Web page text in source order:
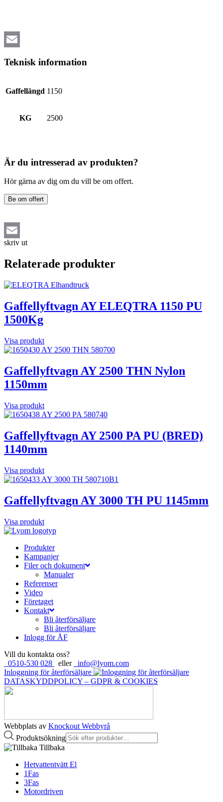
Teknisk information
Gaffellängd 1150
KG 2500
Är du intresserad av produkten?
Hör gärna av dig om du vill be om offert.
Be om offert
Email
skriv ut
Relaterade produkter
Gaffellyftvagn AY ELEQTRA 1150 PU
1500Kg
Visa produkt
Gaffellyftvagn AY 2500 THN Nylon
1150mm
Visa produkt
Gaffellyftvagn AY 2500 PA PU (BRED)
1140mm
Visa produkt
Gaffellyftvagn AY 3000 TH PU 1145mm
Visa produkt
Produkter
Kampanjer
Filer och dokument
Manualer
Referenser
Video
Företaget
Kontakt
Bli återförsäljare
Bli återförsäljare
Inlogg för ÅF
Vill du kontakta oss?
0510-530 028
eller
info@lyom.com
Inloggning för återförsäljare
DATASKYDDPOLICY – GDPR & COOKIES
Webbplats av Knockout Webbyrå
Produktsökning
Tillbaka
Hetvattentvätt El
1Fas
3Fas
Motordriven